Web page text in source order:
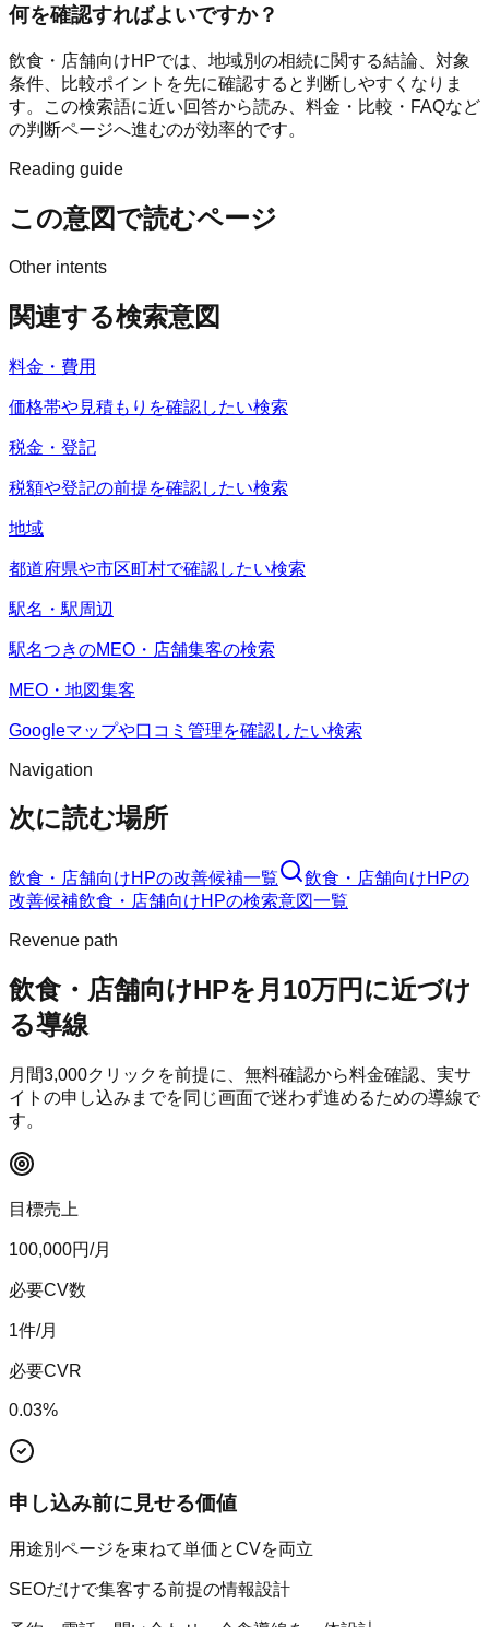
何を確認すればよいですか？
飲食・店舗向けHPでは、地域別の相続に関する結論、対象
条件、比較ポイントを先に確認すると判断しやすくなりま
す。この検索語に近い回答から読み、料金・比較・FAQなど
の判断ページへ進むのが効率的です。
Reading guide
この意図で読むページ
Other intents
関連する検索意図
料金・費用
価格帯や見積もりを確認したい検索
税金・登記
税額や登記の前提を確認したい検索
地域
都道府県や市区町村で確認したい検索
駅名・駅周辺
駅名つきのMEO・店舗集客の検索
MEO・地図集客
Googleマップや口コミ管理を確認したい検索
Navigation
次に読む場所
飲食・店舗向けHPの改善候補一覧 飲食・店舗向けHPの
改善候補飲食・店舗向けHPの検索意図一覧
Revenue path
飲食・店舗向けHPを月10万円に近づけ
る導線
月間3,000クリックを前提に、無料確認から料金確認、実サ
イトの申し込みまでを同じ画面で迷わず進めるための導線で
す。
目標売上
100,000円/月
必要CV数
1件/月
必要CVR
0.03%
申し込み前に見せる価値
用途別ページを束ねて単価とCVを両立
SEOだけで集客する前提の情報設計